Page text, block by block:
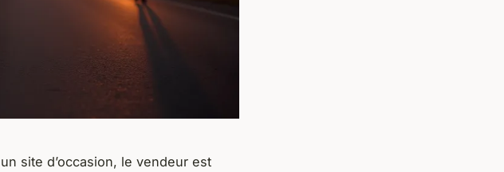
site d’occasion, le vendeur est